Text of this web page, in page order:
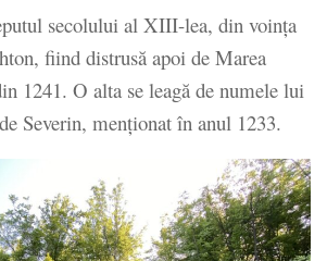
secolului al XIII-lea, din voinţa
fiind distrusă apoi de Marea
1241. O alta se leagă de numele lui
Severin, menţionat în anul 1233.